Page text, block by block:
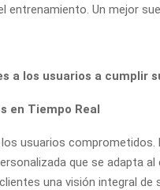
Un mejor
a los usuarios a cumplir
en Tiempo Real
usuarios
que se adapta
una visión integral de